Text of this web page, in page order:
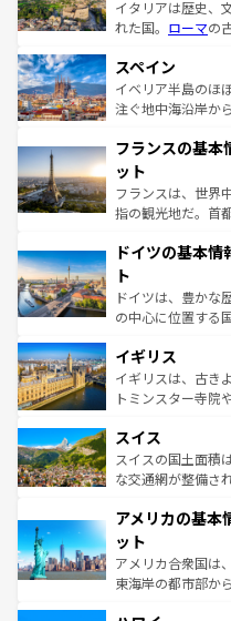
イタリアは歴史、
れた国。 ローマの
ろん、トスカーナ
景など、自然景観
ピザやパスタなど
ませてくれるイタ
なお、新着のイタ
しい。
スペイン
イベリア半島のほ
注ぐ地中海沿岸か
文化が根付くこの
れる闘牛、そして
る。首都マドリー
アートに溢れた街
せる。地方によっ
ンテンツ一覧 を参
フランスの基本
ット
フランスは、世界
指の観光地だ。首
で、幅広い魅力が
聖堂、美しいビー
から魅了する。ま
れ、フランス料理
香り高いラベンダ
らに、パリ以外の
も豊かな歴史と文
を参照してほしい
ドイツの基本情
ト
ドイツは、豊かな
の中心に位置する
顔を持つこの国は
ルリンの文化的活
してライン川沿い
は、お酒好きな人にはぜ
ドイツ情報はコン
イギリス
イギリスは、古き
トミンスター寺院
リアごとに異なる
ティー、ビール好
戦など、本場だか
ンツ一覧を参照し
スイス
スイスの国土面積
な交通網が整備さ
の建物がそのまま
博物館もあり、ア
ことができる。国
者向けの交通パス
アメリカの基本
ット
アメリカ合衆国は
東海岸の都市部か